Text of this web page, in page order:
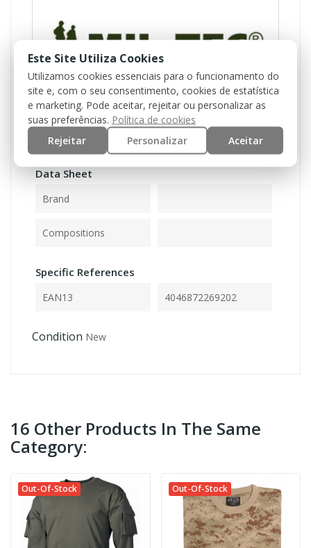
Reference 11012047
Data Sheet
Brand
Compositions
Specific References
EAN13 4046872269202
Condition New
16 Other Products In The Same
Category:
Out-Of-Stock Out-Of-Stock
Este Site Utiliza Cookies
Utilizamos cookies essenciais para o funcionamento do
site e, com o seu consentimento, cookies de estatística
e marketing. Pode aceitar, rejeitar ou personalizar as
suas preferências. Política de cookies
Rejeitar
Personalizar Aceitar